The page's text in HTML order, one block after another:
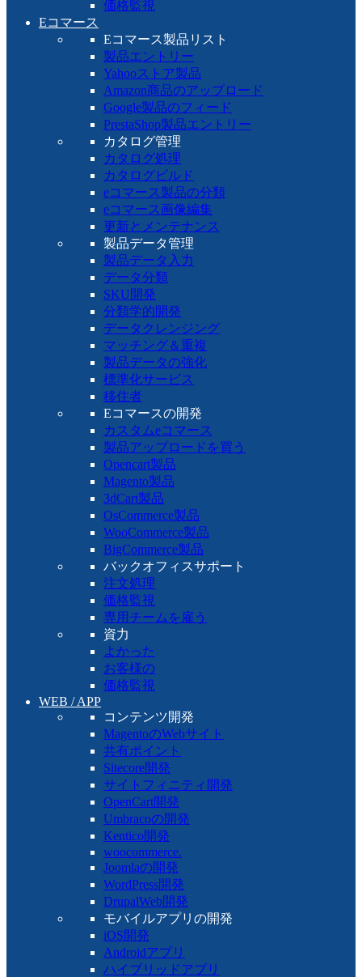
価格監視
Eコマース
Eコマース製品リスト
製品エントリー
Yahooストア製品
Amazon商品のアップロード
Google製品のフィード
PrestaShop製品エントリー
カタログ管理
カタログ処理
カタログビルド
eコマース製品の分類
eコマース画像編集
更新とメンテナンス
製品データ管理
製品データ入力
データ分類
SKU開発
分類学的開発
データクレンジング
マッチング＆重複
製品データの強化
標準化サービス
移住者
Eコマースの開発
カスタムeコマース
製品アップロードを買う
Opencart製品
Magento製品
3dCart製品
OsCommerce製品
WooCommerce製品
BigCommerce製品
バックオフィスサポート
注文処理
価格監視
専用チームを雇う
資力
よかった
お客様の
価格監視
WEB / APP
コンテンツ開発
MagentoのWebサイト
共有ポイント
Sitecore開発
サイトフィニティ開発
OpenCart開発
Umbracoの開発
Kentico開発
woocommerce.
Joomlaの開発
WordPress開発
DrupalWeb開発
モバイルアプリの開発
iOS開発
Androidアプリ
ハイブリッドアプリ